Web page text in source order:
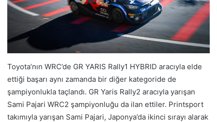
Toyota’nın WRC’de GR YARIS Rally1 HYBRID aracıyla elde
ettiği başarı aynı zamanda bir diğer kategoride de
şampiyonlukla taçlandı. GR Yaris Rally2 aracıyla yarışan
Sami Pajari WRC2 şampiyonluğu da ilan ettiler. Printsport
takımıyla yarışan Sami Pajari, Japonya’da ikinci sırayı alarak